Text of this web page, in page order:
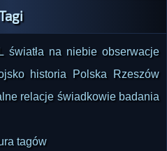
światła na niebie obserwacje
historia Polska
Rzeszów
relacje świadkowie badania
tagów